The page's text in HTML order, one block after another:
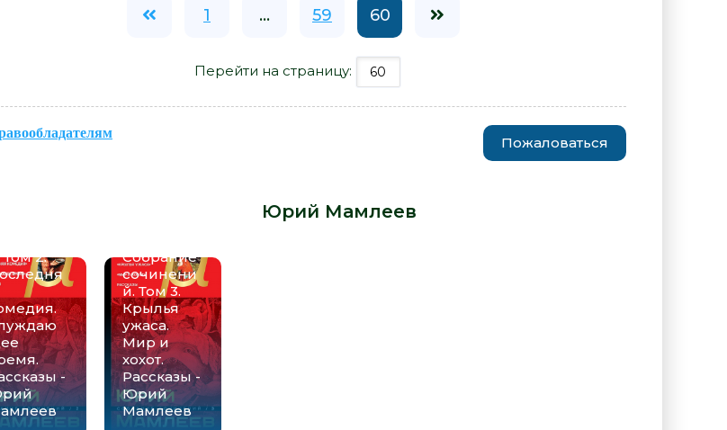
1 ... 59 60
Перейти на страницу:
Пожаловаться
Юрий Мамлеев
Том 2.
-
Собрание
сочинени
й. Том 3.
Крылья
ужаса.
Мир и
хохот.
Рассказы -
Юрий
Мамлеев